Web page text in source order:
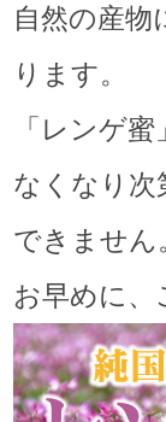
自然の産
ります。
「レンゲ
なくなり次
できません
お早めに、